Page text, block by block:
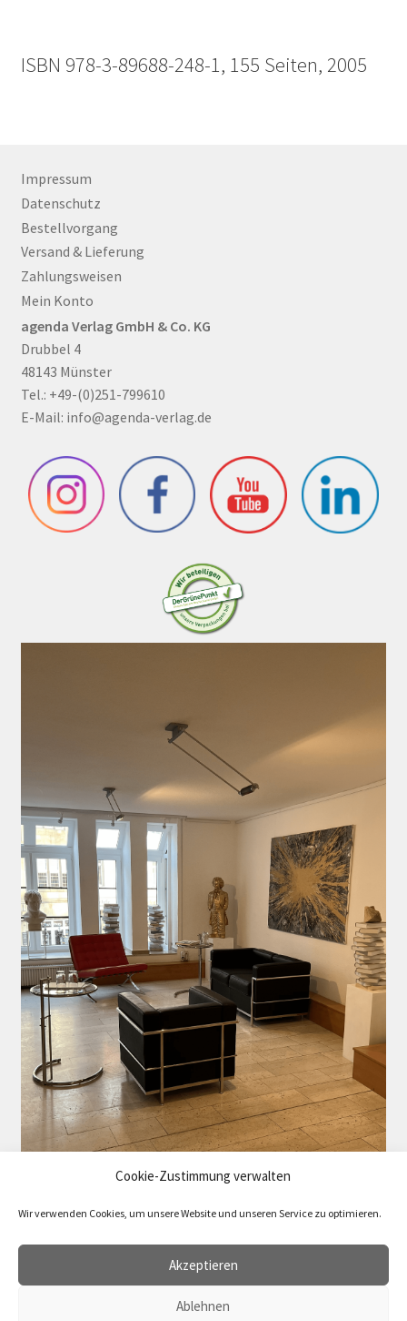
Cookie-Zustimmung verwalten
Wir verwenden Cookies, um unsere Website und unseren Service zu optimieren.
Akzeptieren
Ablehnen
ISBN 978-3-89688-248-1, 155 Seiten, 2005
Impressum
Datenschutz
Bestellvorgang
Versand & Lieferung
Zahlungsweisen
Mein Konto
agenda Verlag GmbH & Co. KG
Drubbel 4
48143 Münster
Tel.: +49-(0)251-799610
E-Mail: info@agenda-verlag.de
Vertrag widerrufen